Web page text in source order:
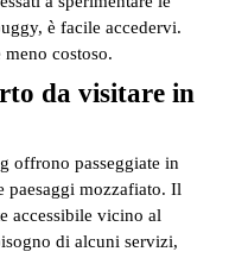
è facile accedervi.
costoso.
da visitare in
offrono passeggiate in
paesaggi mozzafiato. Il
accessibile vicino al
di alcuni servizi,